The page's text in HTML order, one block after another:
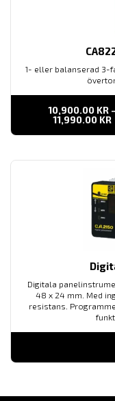
1- eller balanserad 3-
10,900.00 KR –
11,990.00 KR
Digitala
48 x 24 mm. Med
resistans.